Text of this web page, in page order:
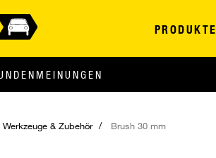
PRODUKTE
Werkzeuge & Zubehör Brush 30 mm